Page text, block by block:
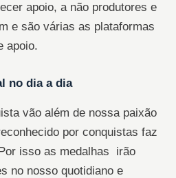
apoio, a não produtores e
e são várias as plataformas
apoio.
no dia a dia
vão além de nossa paixão
por conquistas faz
isso as medalhas irão
no nosso quotidiano e